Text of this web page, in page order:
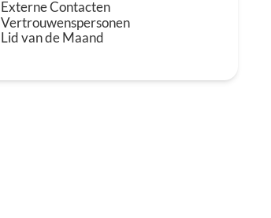
Externe Contacten
Vertrouwenspersonen
Lid van de Maand